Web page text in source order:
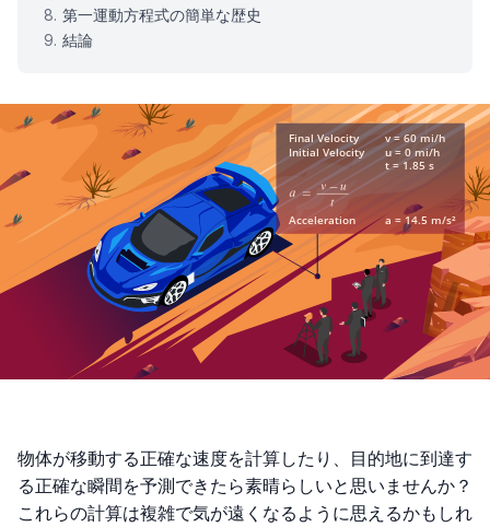
第一運動方程式の簡単な歴史
結論
物体が移動する正確な速度を計算したり、目的地に到達す
る正確な瞬間を予測できたら素晴らしいと思いませんか？
これらの計算は複雑で気が遠くなるように思えるかもしれ